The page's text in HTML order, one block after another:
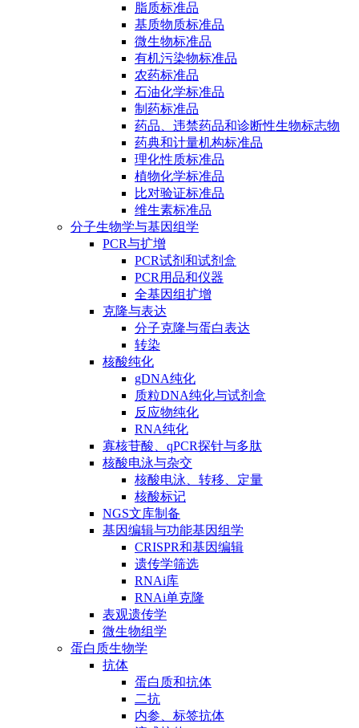
脂质标准品
基质物质标准品
微生物标准品
有机污染物标准品
农药标准品
石油化学标准品
制药标准品
药品、违禁药品和诊断性生物标志物
药典和计量机构标准品
理化性质标准品
植物化学标准品
比对验证标准品
维生素标准品
分子生物学与基因组学
PCR与扩增
PCR试剂和试剂盒
PCR用品和仪器
全基因组扩增
克隆与表达
分子克隆与蛋白表达
转染
核酸纯化
gDNA纯化
质粒DNA纯化与试剂盒
反应物纯化
RNA纯化
寡核苷酸、qPCR探针与多肽
核酸电泳与杂交
核酸电泳、转移、定量
核酸标记
NGS文库制备
基因编辑与功能基因组学
CRISPR和基因编辑
遗传学筛选
RNAi库
RNAi单克隆
表观遗传学
微生物组学
蛋白质生物学
抗体
蛋白质和抗体
二抗
内参、标签抗体